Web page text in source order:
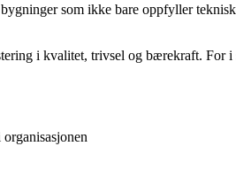
som ikke bare oppfyller
i kvalitet, trivsel og bærekraft.